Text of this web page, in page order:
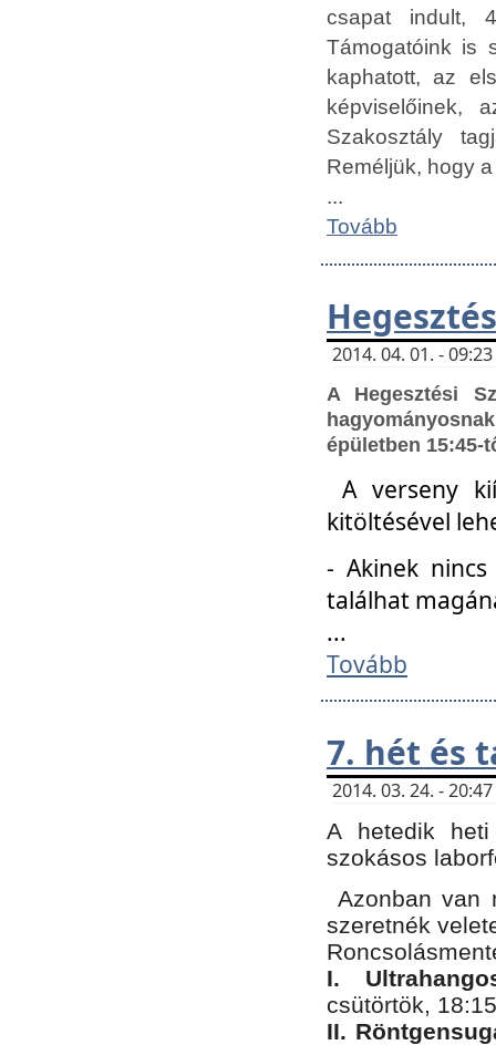
csapat indult,
Támogatóink is
kaphatott, az
képviselőinek,
Szakosztály
Reméljük, hogy
...
Tovább
2014. 04. 01. -
A Hegesztési
épületben 15:45-
A verseny
kitöltésével
- Akinek
találhat
...
Tovább
7. hét és
2014. 03. 24. -
A hetedik
szokásos
Azonban van
szeretnék
I.
csütörtök,
II.